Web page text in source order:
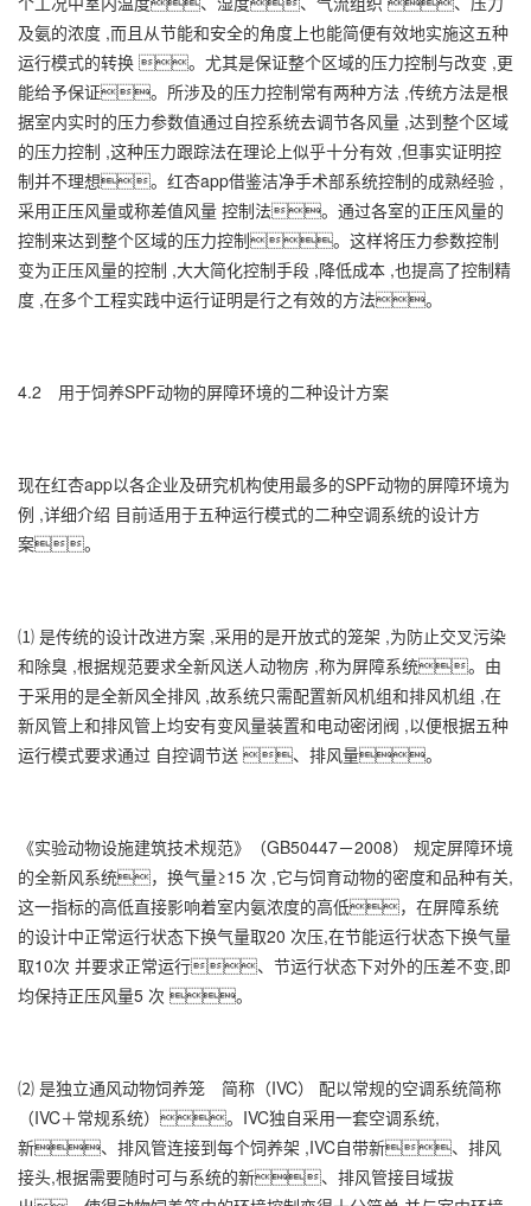
及氨的浓度 ,而且从节能和安全的角度上也能简便有效地实施这五种
运行模式的转换 。尤其是保证整个区域的压力控制与改变 ,更
能给予保证。所涉及的压力控制常有两种方法 ,传统方法是根
据室内实时的压力参数值通过自控系统去调节各风量 ,达到整个区域
的压力控制 ,这种压力跟踪法在理论上似乎十分有效 ,但事实证明控
制并不理想。红杏app借鉴洁净手术部系统控制的成熟经验 ,
采用正压风量或称差值风量 控制法。通过各室的正压风量的
控制来达到整个区域的压力控制。这样将压力参数控制
变为正压风量的控制 ,大大简化控制手段 ,降低成本 ,也提高了控制精
度 ,在多个工程实践中运行证明是行之有效的方法。
4.2 用于饲养SPF动物的屏障环境的二种设计方案
现在红杏app以各企业及研究机构使用最多的SPF动物的屏障环境为
例 ,详细介绍 目前适用于五种运行模式的二种空调系统的设计方
案。
⑴ 是传统的设计改进方案 ,采用的是开放式的笼架 ,为防止交叉污染
和除臭 ,根据规范要求全新风送人动物房 ,称为屏障系统。由
于采用的是全新风全排风 ,故系统只需配置新风机组和排风机组 ,在
新风管上和排风管上均安有变风量装置和电动密闭阀 ,以便根据五种
运行模式要求通过 自控调节送 、排风量。
《实验动物设施建筑技术规范》（GB50447－2008） 规定屏障环境
的全新风系统，换气量≥15 次 ,它与饲育动物的密度和品种有关,
这一指标的高低直接影响着室内氨浓度的高低，在屏障系统
的设计中正常运行状态下换气量取20 次压,在节能运行状态下换气量
取10次 并要求正常运行、节运行状态下对外的压差不变,即
均保持正压风量5 次 。
⑵ 是独立通风动物饲养笼 简称（IVC） 配以常规的空调系统简称
（IVC＋常规系统）。IVC独自采用一套空调系统,
新、排风管连接到每个饲养架 ,IVC自带新、排风
接头,根据需要随时可与系统的新、排风管接目域拔